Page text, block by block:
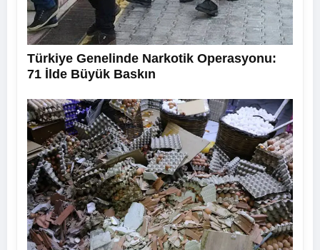
Türkiye Genelinde Narkotik Operasyonu:
71 İlde Büyük Baskın